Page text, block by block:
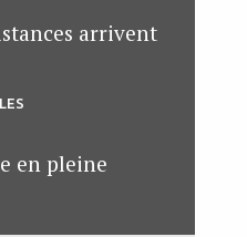
arrivent
en pleine